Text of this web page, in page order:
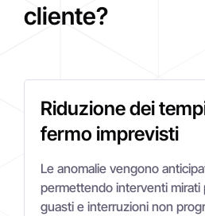
cliente?
Riduzione dei
fermo imprevisti
Le anomalie vengono
permettendo interventi mirati
guasti e interruzioni non